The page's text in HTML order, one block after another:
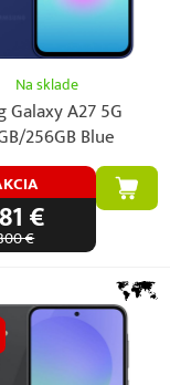
Na sklade
Galaxy A27 5G
256GB Blue
€
€